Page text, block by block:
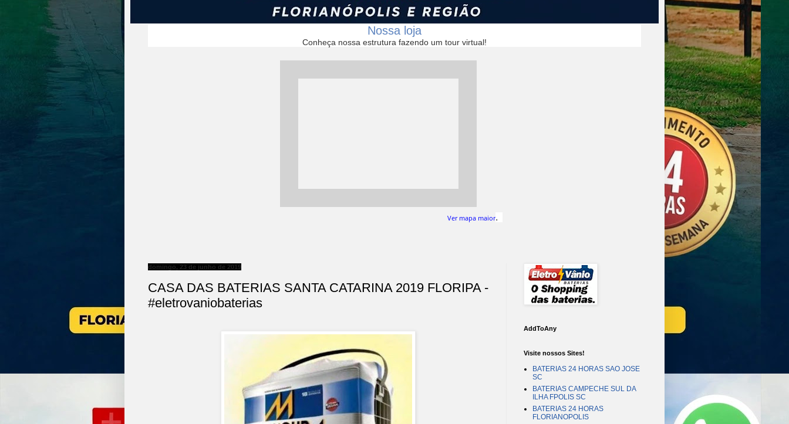
Nossa loja
Conheça nossa estrutura fazendo um tour virtual!
Ver mapa maior.
domingo, 23 de junho de 2019
CASA DAS BATERIAS SANTA CATARINA 2019 FLORIPA -
#eletrovaniobaterias
AddToAny
Visite nossos Sites!
BATERIAS 24 HORAS SAO JOSE
SC
BATERIAS CAMPECHE SUL DA
ILHA FPOLIS SC
BATERIAS 24 HORAS
FLORIANOPOLIS